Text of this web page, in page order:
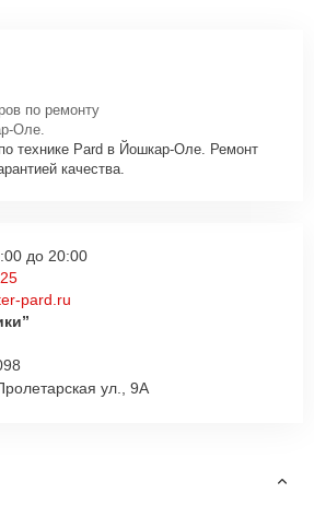
по ремонту
Оле.
технике Pard в Йошкар-Оле. Ремонт
качества.
ул., 9А
до 20:00
pard.ru